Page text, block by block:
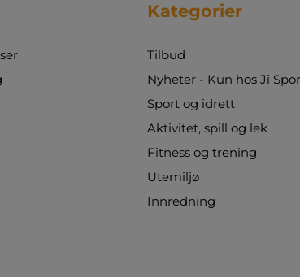
og motiverende aktivitet
og levering og sender totalprisen til
Bestillingen er først bindende
Kategorier
Tilbud
Nyheter - Kun hos Ji
Sport og idrett
Aktivitet, spill og lek
Fitness og trening
Utemiljø
Innredning